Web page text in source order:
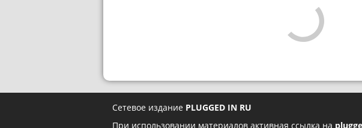
Сетевое издание PLUGGED IN RU
При использовании материалов активная ссылка на